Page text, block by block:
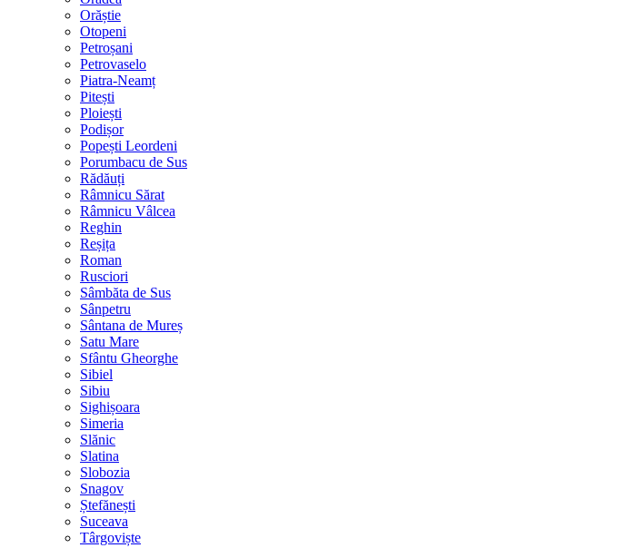
Orăștie
Otopeni
Petroșani
Petrovaselo
Piatra-Neamț
Pitești
Ploiești
Podișor
Popești Leordeni
Porumbacu de Sus
Rădăuți
Râmnicu Sărat
Râmnicu Vâlcea
Reghin
Reșița
Roman
Rusciori
Sâmbăta de Sus
Sânpetru
Sântana de Mureș
Satu Mare
Sfântu Gheorghe
Sibiel
Sibiu
Sighișoara
Simeria
Slănic
Slatina
Slobozia
Snagov
Ștefănești
Suceava
Târgoviște